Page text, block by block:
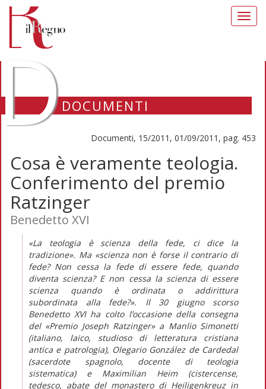
DOCUMENTI
Documenti, 15/2011, 01/09/2011, pag. 453
Cosa è veramente teologia.
Conferimento del premio
Ratzinger
Benedetto XVI
«La teologia è scienza della fede, ci dice la
tradizione». Ma «scienza non è forse il contrario di
fede? Non cessa la fede di essere fede, quando
diventa scienza? E non cessa la scienza di essere
scienza quando è ordinata o addirittura
subordinata alla fede?». Il 30 giugno scorso
Benedetto XVI ha colto l’occasione della consegna
del «Premio Joseph Ratzinger» a Manlio Simonetti
(italiano, laico, studioso di letteratura cristiana
antica e patrologia), Olegario González de Cardedal
(sacerdote spagnolo, docente di teologia
sistematica) e Maximilian Heim (cistercense,
tedesco, abate del monastero di Heiligenkreuz in